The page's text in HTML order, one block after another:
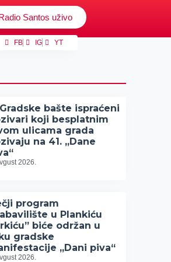
Santos uživo
FB IG YT
bašte ispraćeni
koji besplatnim
ulicama grada
na 41. „Dane
2026.
program
u Plankiću
biće održan u
gradske
„Dani piva“
2026.